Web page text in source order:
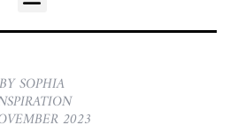
BY SOPHIA
2023